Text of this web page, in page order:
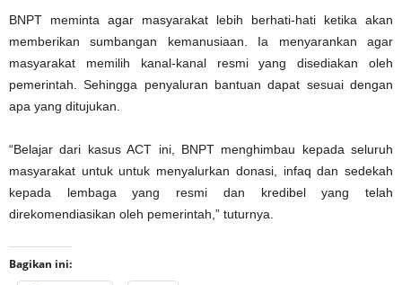
BNPT meminta agar masyarakat lebih berhati-hati ketika akan
memberikan sumbangan kemanusiaan. Ia menyarankan agar
masyarakat memilih kanal-kanal resmi yang disediakan oleh
pemerintah. Sehingga penyaluran bantuan dapat sesuai dengan
apa yang ditujukan.
“Belajar dari kasus ACT ini, BNPT menghimbau kepada seluruh
masyarakat untuk untuk menyalurkan donasi, infaq dan sedekah
kepada lembaga yang resmi dan kredibel yang telah
direkomendiasikan oleh pemerintah,” tuturnya.
Bagikan ini: